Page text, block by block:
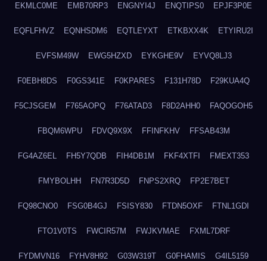
EKMLC0ME EMB70RP3 ENGNYI4J ENQTIPS0 EPJF3P0E
EQFLFHVZ EQNHSDM6 EQTLEYXT ETKBXX4K ETYIRU2I
EVFSM49W EWG5HZXD EYKGHE9V EYVQ8LJ3
F0EBH8DS F0GS341E F0KPARES F131H78D F29KUA4Q
F5CJSGEM F765AOPQ F76ATAD3 F8D2AHH0 FAQOGOH5
FBQM6WPU FDVQ9X9X FFINFKHV FFSAB43M
FG4AZ6EL FH5Y7QDB FIH4DB1M FKF4XTFI FMEXT353
FMYBOLHH FN7R3D5D FNPS2XRQ FP2E7BET
FQ98CNO0 FSG0B4GJ FSISY830 FTDN5OXF FTNL1GDI
FTO1V0TS FWCIR57M FWJKVMAE FXML7DRF
FYDMVN16 FYHV8H92 G03W319T G0FHAMIS G4IL5159